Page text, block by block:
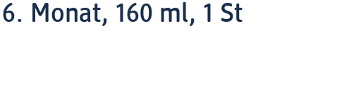
Monat, 160 ml, 1 St